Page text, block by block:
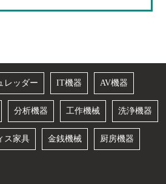
レッダー IT機器 AV機器
分析機器 工作機械 洗浄機器
ス家具 金銭機械 厨房機器